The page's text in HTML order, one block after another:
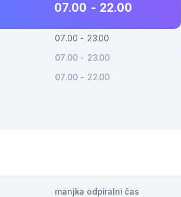
07.00 - 22.00
07.00 - 23.00
07.00 - 23.00
07.00 - 22.00
manjka odpiralni čas